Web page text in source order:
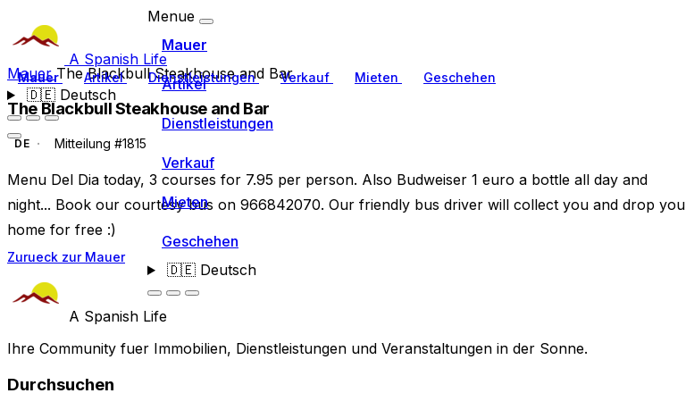
A Spanish Life
Mauer Artikel Dienstleistungen Verkauf Mieten Geschehen
🇩🇪Deutsch
Menue
Mauer
Artikel
Dienstleistungen
Verkauf
Mieten
Geschehen
🇩🇪Deutsch
MauerThe Blackbull Steakhouse and Bar
The Blackbull Steakhouse and Bar
DE Mitteilung #1815
Menu Del Dia today, 3 courses for 7.95 per person. Also Budweiser 1 euro a bottle all day and
night... Book our courtesy bus on 966842070. Our friendly bus driver will collect you and drop you
home for free :)
Zurueck zur Mauer
A Spanish Life
Ihre Community fuer Immobilien, Dienstleistungen und Veranstaltungen in der Sonne.
Durchsuchen